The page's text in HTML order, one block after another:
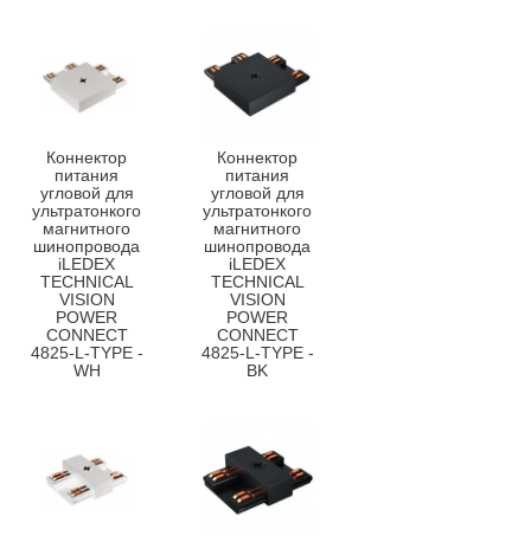
Коннектор
питания
угловой для
ультратонкого
магнитного
шинопровода
iLEDEX
TECHNICAL
VISION
POWER
CONNECT
4825-L-TYPE -
WH
Коннектор
питания
угловой для
ультратонкого
магнитного
шинопровода
iLEDEX
TECHNICAL
VISION
POWER
CONNECT
4825-L-TYPE -
BK